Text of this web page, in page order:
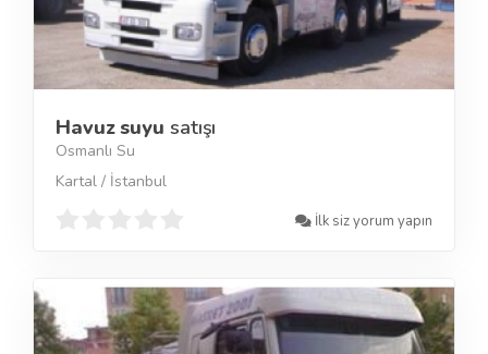
Havuz suyu satışı
Osmanlı Su
Kartal / İstanbul
İlk siz yorum yapın